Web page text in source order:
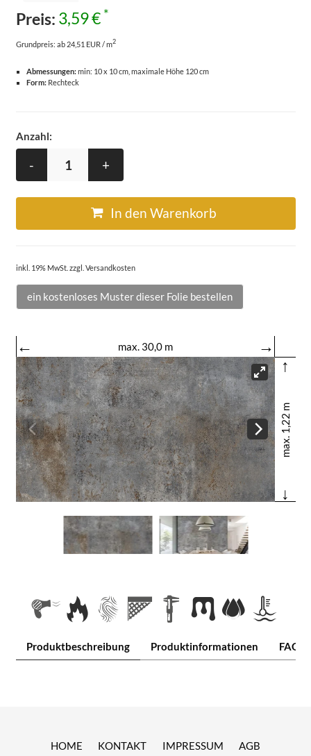
Preis: 3,59 € *
Grundpreis: ab 24,51 EUR / m2
Abmessungen:min: 10 x 10 cm, maximale Höhe 120 cm
Form:Rechteck
Anzahl:
- +
In den Warenkorb
inkl. 19% MwSt. zzgl. Versandkosten
ein kostenloses Muster dieser Folie bestellen
← max. 30,0 m
→
↑
max. 1,22 m
↓
Produktbeschreibung Produktinformationen FAQ
HOME KONTAKT IMPRESSUM AGB